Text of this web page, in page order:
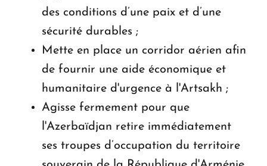
des conditions d’une paix et d’une
sécurité durables ;
Mette en place un corridor aérien afin
de fournir une aide économique et
humanitaire d'urgence à l'Artsakh ;
Agisse fermement pour que
l'Azerbaïdjan retire immédiatement
ses troupes d’occupation du territoire